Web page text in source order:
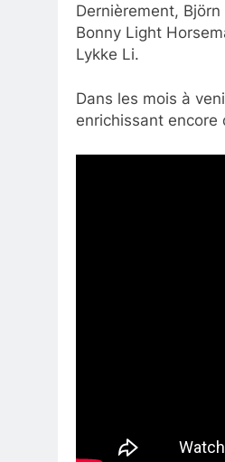
Dernièrement,
Bonny Light
Lykke Li.
Dans les mois à
enrichissant encore